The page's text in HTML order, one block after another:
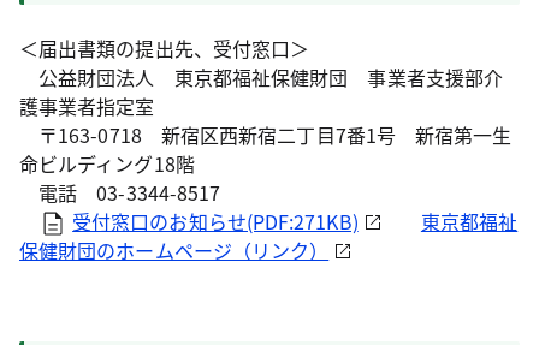
＜届出書類の提出先、受付窓口＞
公益財団法人 東京都福祉保健財団 事業者支援部介
護事業者指定室
〒163-0718 新宿区西新宿二丁目7番1号 新宿第一生
命ビルディング18階
電話 03-3344-8517
受付窓口のお知らせ(PDF:271KB)
東京都福祉
保健財団のホームページ（リンク）